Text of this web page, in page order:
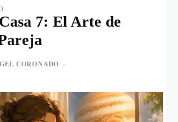
7: El Arte de
CORONADO -